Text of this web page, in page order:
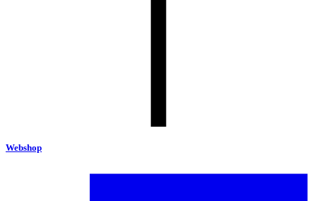
Webshop